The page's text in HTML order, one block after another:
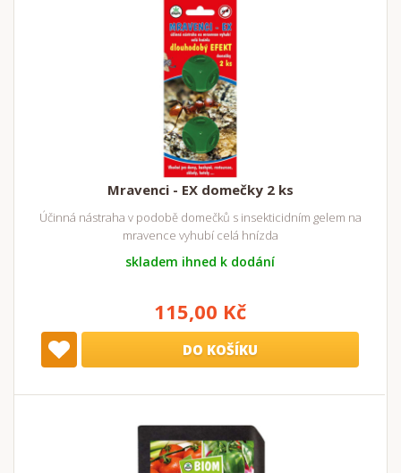
Mravenci - EX domečky 2 ks
Účinná nástraha v podobě domečků s insekticidním gelem na
mravence vyhubí celá hnízda
skladem ihned k dodání
115,00 Kč
DO KOŠÍKU